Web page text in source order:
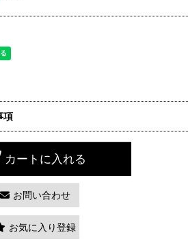
項
カートに入れる
お問い合わせ
お気に入り登録